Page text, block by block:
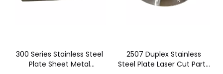
300 Series Stainless Steel
Plate Sheet Metal
2507 Duplex Stainless
Steel Plate Laser Cut Parts